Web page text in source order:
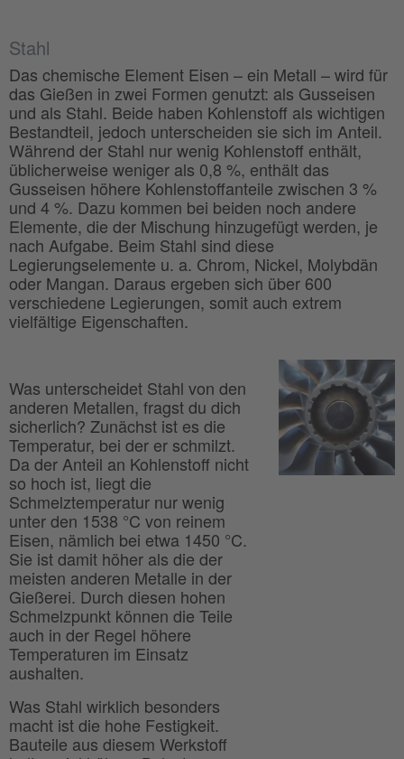
Stahl
Das chemische Element Eisen – ein Metall – wird für
das Gießen in zwei Formen genutzt: als Gusseisen
und als Stahl. Beide haben Kohlenstoff als wichtigen
Bestandteil, jedoch unterscheiden sie sich im Anteil.
Während der Stahl nur wenig Kohlenstoff enthält,
üblicherweise weniger als 0,8 %, enthält das
Gusseisen höhere Kohlenstoffanteile zwischen 3 %
und 4 %. Dazu kommen bei beiden noch andere
Elemente, die der Mischung hinzugefügt werden, je
nach Aufgabe. Beim Stahl sind diese
Legierungselemente u. a. Chrom, Nickel, Molybdän
oder Mangan. Daraus ergeben sich über 600
verschiedene Legierungen, somit auch extrem
vielfältige Eigenschaften.
Was unterscheidet Stahl von den
anderen Metallen, fragst du dich
sicherlich? Zunächst ist es die
Temperatur, bei der er schmilzt.
Da der Anteil an Kohlenstoff nicht
so hoch ist, liegt die
Schmelztemperatur nur wenig
unter den 1538 °C von reinem
Eisen, nämlich bei etwa 1450 °C.
Sie ist damit höher als die der
meisten anderen Metalle in der
Gießerei. Durch diesen hohen
Schmelzpunkt können die Teile
auch in der Regel höhere
Temperaturen im Einsatz
aushalten.
Was Stahl wirklich besonders
macht ist die hohe Festigkeit.
Bauteile aus diesem Werkstoff